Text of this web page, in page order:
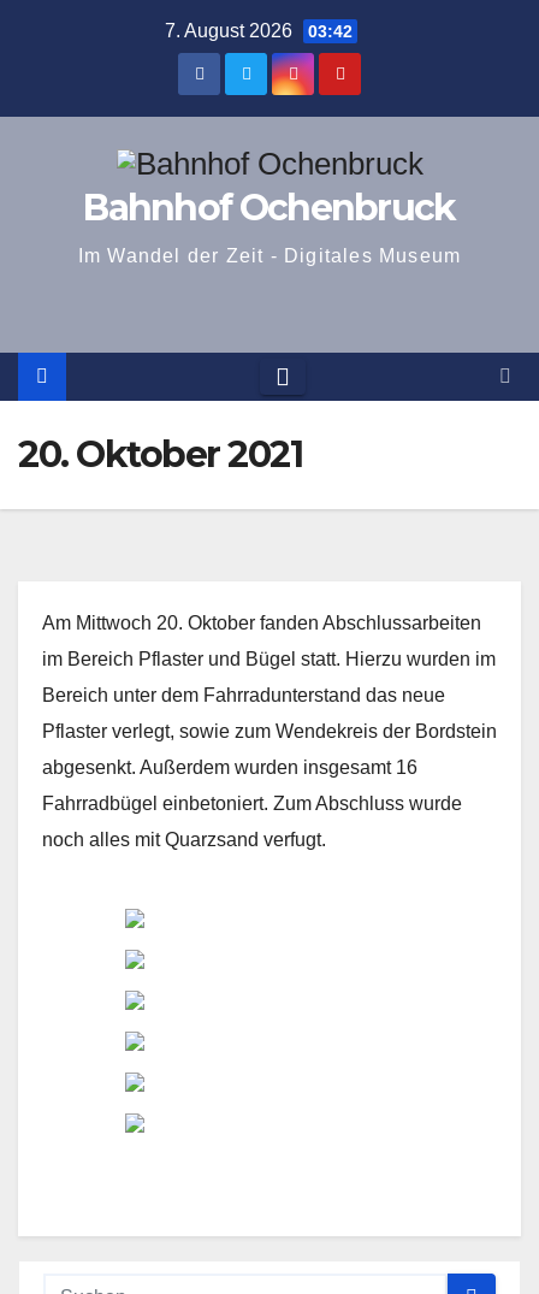
7. August 2026 03:42
Bahnhof Ochenbruck
Im Wandel der Zeit - Digitales Museum
20. Oktober 2021
Am Mittwoch 20. Oktober fanden Abschlussarbeiten
im Bereich Pflaster und Bügel statt. Hierzu wurden im
Bereich unter dem Fahrradunterstand das neue
Pflaster verlegt, sowie zum Wendekreis der Bordstein
abgesenkt. Außerdem wurden insgesamt 16
Fahrradbügel einbetoniert. Zum Abschluss wurde
noch alles mit Quarzsand verfugt.